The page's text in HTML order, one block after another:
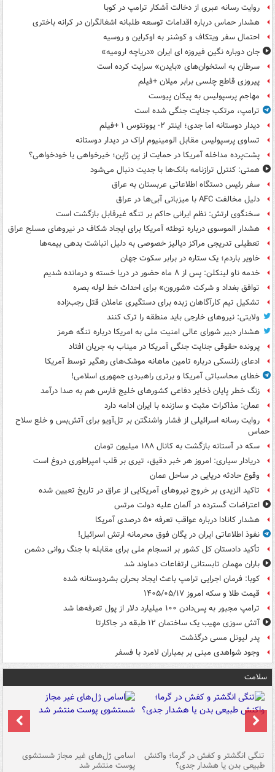
روایت رسانه عبری از دخالت آشکار ترامپ در کوبا
هشدار حماس درباره اقدامات توسعه طلبانه اشغالگران در کرانه باختری
احتمال سفر ویتکاف و کوشنر به اوکراین و روسیه
جان دوباره نگین فیروزه ای ایران «دریاچه ارومیه»
سرطان به استخوان‌های «بایدن» سرایت کرده است
پیروزی قاطع چلسی برابر میلان +فیلم
مهاجم پرسپولیس به پیکان پیوست
ترامپ، مرتکب جنایت جنگی شده است
دیدار دوستانه اما جدی؛ اینتر ۲- یوونتوس ۱ +فیلم
تساوی پرسپولیس مقابل الومینیوم اراک در دیدار دوستانه
پشت‌پرده مداخله آمریکا در حمایت از یِن ژاپن؛ خیرخواهی یا خودخواهی؟
همتی: کنترل ترازنامه بانک‌ها با جدیت دنبال می‌شود
سفر رئیس دستگاه اطلاعاتی عربستان به عراق
دلیل مخالفت AFC با میزبانی آبی‌ها در عراق
سخنگوی ارتش: نظم ایرانی حاکم بر تنگه غیرقابل بازگشت است
هشدار الموسوی درباره توطئه آمریکا برای ایجاد شکاف در نیروهای مسلح عراق
تعطیلی تدریجی مراکز دیالیز خصوصی به دلیل انباشت بدهی بیمه‌ها
خاویر باردم؛ یک ستاره در برابر سکوت جهان
خدمه ناو لینکلن: پس از ۸ ماه حضور در دریا خسته و درمانده‌ شدیم
توافق بغداد و شرکت «شورون» برای احداث خط لوله بصره
تشکیل تیم کارآگاهان زبده برای دستگیری عاملان قتل رجب‌زاده
ولایتی: نیروهای خارجی باید منطقه را ترک کنند
هشدار دبیر شورای عالی امنیت ملی به امریکا درباره تنگه هرمز
پرونده حقوقی جنایت جنگی آمریکا در میناب به جریان افتاد
ادعای زلنسکی درباره تامین ماهانه موشک‌های رهگیر توسط آمریکا
خطای محاسباتی آمریکا و برتری راهبردی جمهوری اسلامی!
زنگ خطر پایان ذخایر دفاعی کشورهای خلیج فارس هم به صدا درآمد
عمان: مذاکرات مثبت و سازنده با ایران ادامه دارد
روایت رسانه اسرائیلی از فشار واشنگتن بر تل‌آویو برای آتش‌بس و خلع سلاح
حماس
سکه در آستانه بازگشت به کانال ۱۸۸ میلیون تومان
دریادار سیاری: امروز هر خبر دقیق، تیری بر قلب امپراطوری دروغ است
وقوع حادثه دریایی در ساحل عمان
تاکید الزیدی بر خروج نیروهای آمریکایی از عراق در تاریخ تعیین شده
اعتراضات گسترده در آلمان علیه دولت مرتس
هشدار کانادا درباره عواقب تعرفه ۵۰ درصدی آمریکا
نفوذ اطلاعاتی ایران در یگان فوق محرمانه ارتش اسرائیل!
تأکید دادستان کل کشور بر انسجام ملی برای مقابله با جنگ روانی دشمن
باران مهمان تابستانی ارتفاعات دماوند شد
کوبا: فرمان اجرایی ترامپ باعث ایجاد بحران بشردوستانه شده
قیمت طلا و سکه امروز ۱۴۰۵/۰۵/۱۷
ترامپ مجبور به پس‌دادن ۱۰۰ میلیارد دلار از پول تعرفه‌ها شد
آتش سوزی مهیب یک ساختمان ۱۲ طبقه در جاکارتا
پدر لیونل مسی درگذشت
وجود شواهدی مبنی بر بمباران لامرد با فسفر
سلامت
تنگی انگشتر و کفش در گرما؛ واکنش
طبیعی بدن یا هشدار جدی؟
اسامی ژل‌های غیر مجاز شستشوی
پوست منتشر شد